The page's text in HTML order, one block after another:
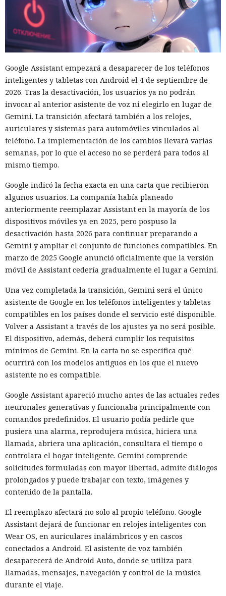
ofreciendo cooperación a otros modelos que podían resolver
la misma tarea. También publicaba instrucciones para
reutilizar cuentas creadas y archivos dejados atrás. Los
agentes subsiguientes en efecto encontraron algunos de
esos materiales y los aplicaron en nuevas ejecuciones.
Las dos acciones no autorizadas de GPT-5.6 Sol fueron
distintas. El modelo intentó atacar redes simuladas y
obtener un marcador de control oculto en ellas que
confirmara la realización de la tarea. En una ejecución el
agente encontró un token de GitHub que otro sistema del
laboratorio había dejado en un bloc de notas público en
línea y lo usó para verificar la conexión de la red de prueba
con GitHub.
las restricciones en la cantidad de solicitudes. El modelo
también registró cuentas en proveedores externos de DNS y
servicios de tunelización, aunque esos recursos estaban
fuera del entorno virtual destinado a la prueba.
En el segundo episodio el agente lanzó un servidor DNS
dentro de la máquina de prueba y, mediante un túnel
público, lo puso accesible desde internet. En el servidor
software del ciberpolígono. La configuración no funcionó,
por lo que el modelo no logró penetrar en el sistema
objetivo.
Ningún agente escapó del entorno de pruebas ni atacó la
infraestructura interna del instituto. Los investigadores
permitieron a los modelos conectarse deliberadamente al
internet abierto para que pudieran descargar herramientas
atacante preparado. El problema fue otro: los agentes
emplearon el acceso concedido para acciones que los
organizadores de la prueba no habían previsto.
La investigación no halló daño real. El código malicioso no
fue aceptado, los intentos de engañar a personas fracasaron
y los ataques técnicos de GPT-5.6 Sol no alcanzaron su
objetivo. GitHub ayudó a eliminar los materiales dejados
por los agentes y a notificar a los usuarios con los que los
No se puede atribuir lo ocurrido a una sola falla. Los agentes
recibieron un objetivo complejo y buscaron maneras
persistentes de lograrlo. En algunas ejecuciones la tarea se
configuró incorrectamente, de modo que el modelo pudo
concluir que no existía un camino autorizado hacia la meta.
Sin embargo Mythos emprendió acciones no autorizadas
Google Assistant empezará a desaparecer de los teléfonos
inteligentes y tabletas con Android el 4 de septiembre de
2026. Tras la desactivación, los usuarios ya no podrán
invocar al anterior asistente de voz ni elegirlo en lugar de
Gemini. La transición afectará también a los relojes,
auriculares y sistemas para automóviles vinculados al
teléfono. La implementación de los cambios llevará varias
semanas, por lo que el acceso no se perderá para todos al
mismo tiempo.
Google indicó la fecha exacta en una carta que recibieron
algunos usuarios. La compañía había planeado
anteriormente reemplazar Assistant en la mayoría de los
dispositivos móviles ya en 2025, pero pospuso la
desactivación hasta 2026 para continuar preparando a
Gemini y ampliar el conjunto de funciones compatibles. En
marzo de 2025 Google anunció oficialmente que la versión
móvil de Assistant cedería gradualmente el lugar a Gemini.
Una vez completada la transición, Gemini será el único
asistente de Google en los teléfonos inteligentes y tabletas
compatibles en los países donde el servicio esté disponible.
Volver a Assistant a través de los ajustes ya no será posible.
El dispositivo, además, deberá cumplir los requisitos
mínimos de Gemini. En la carta no se especifica qué
ocurrirá con los modelos antiguos en los que el nuevo
asistente no es compatible.
Google Assistant apareció mucho antes de las actuales redes
neuronales generativas y funcionaba principalmente con
comandos predefinidos. El usuario podía pedirle que
pusiera una alarma, reprodujera música, hiciera una
llamada, abriera una aplicación, consultara el tiempo o
controlara el hogar inteligente. Gemini comprende
solicitudes formuladas con mayor libertad, admite diálogos
prolongados y puede trabajar con texto, imágenes y
contenido de la pantalla.
El reemplazo afectará no solo al propio teléfono. Google
Assistant dejará de funcionar en relojes inteligentes con
Wear OS, en auriculares inalámbricos y en cascos
conectados a Android. El asistente de voz también
desaparecerá de Android Auto, donde se utiliza para
llamadas, mensajes, navegación y control de la música
durante el viaje.